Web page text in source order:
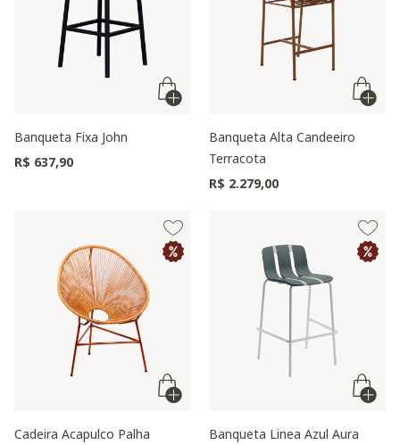
Banqueta Fixa John
R$ 637,90
Banqueta Alta Candeeiro
Terracota
R$ 2.279,00
Cadeira Acapulco Palha
Banqueta Linea Azul Aura